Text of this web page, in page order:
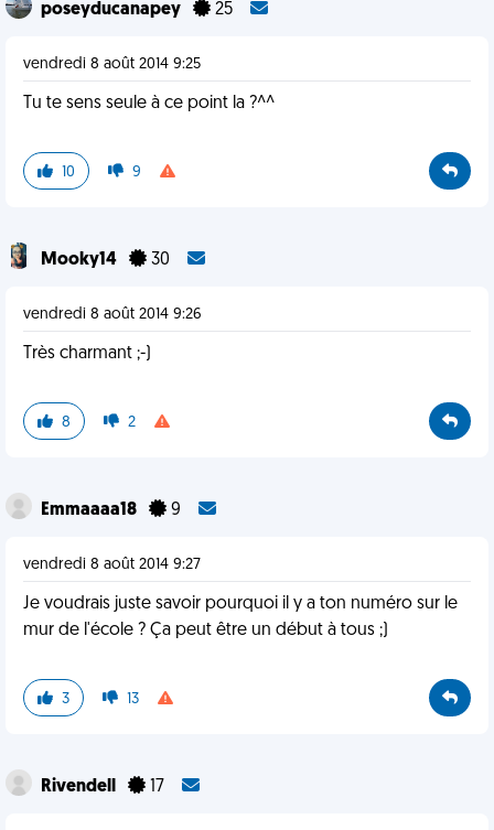
poseyducanapey 25
vendredi 8 août 2014 9:25
Tu te sens seule à ce point la ?^^
10 9
Mooky14 30
vendredi 8 août 2014 9:26
Très charmant ;-)
8 2
Emmaaaa18 9
vendredi 8 août 2014 9:27
Je voudrais juste savoir pourquoi il y a ton numéro sur le
mur de l'école ? Ça peut être un début à tous ;)
3 13
Rivendell 17